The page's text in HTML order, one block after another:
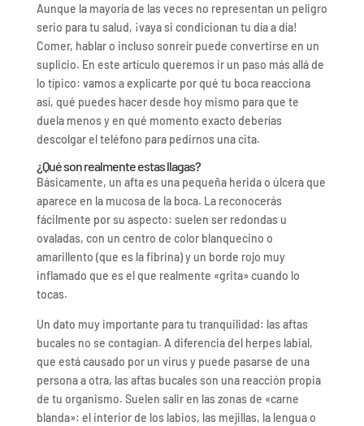
Aunque la mayoría de las veces no representan un peligro
serio para tu salud, ¡vaya si condicionan tu día a día!
Comer, hablar o incluso sonreír puede convertirse en un
suplicio. En este artículo queremos ir un paso más allá de
lo típico: vamos a explicarte por qué tu boca reacciona
así, qué puedes hacer desde hoy mismo para que te
duela menos y en qué momento exacto deberías
descolgar el teléfono para pedirnos una cita.
¿Qué son realmente estas llagas?
Básicamente, un afta es una pequeña herida o úlcera que
aparece en la mucosa de la boca. La reconocerás
fácilmente por su aspecto: suelen ser redondas u
ovaladas, con un centro de color blanquecino o
amarillento (que es la fibrina) y un borde rojo muy
inflamado que es el que realmente «grita» cuando lo
tocas.
Un dato muy importante para tu tranquilidad: las aftas
bucales no se contagian. A diferencia del herpes labial,
que está causado por un virus y puede pasarse de una
persona a otra, las aftas bucales son una reacción propia
de tu organismo. Suelen salir en las zonas de «carne
blanda»: el interior de los labios, las mejillas, la lengua o